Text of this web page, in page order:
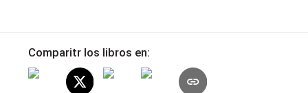
Comparitr los libros en: